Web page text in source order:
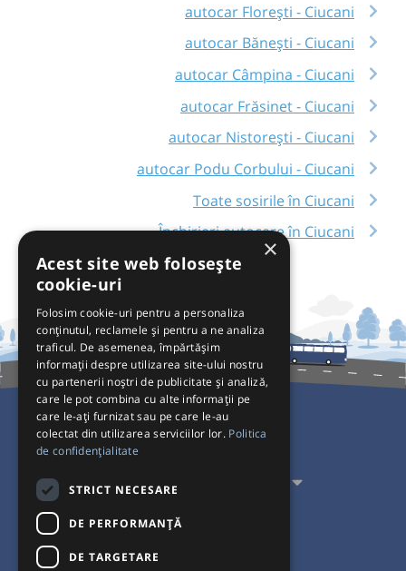
autocar Florești - Ciucani
autocar Bănești - Ciucani
autocar Câmpina - Ciucani
autocar Frăsinet - Ciucani
autocar Nistorești - Ciucani
autocar Podu Corbului - Ciucani
Toate sosirile în Ciucani
Închirieri autocare în Ciucani
Pentru Călători
Pentru Transportatori
Interacționăm
Acceptăm plăți cu
×
Acest site web folosește
cookie-uri
Folosim cookie-uri pentru a personaliza
conținutul, reclamele și pentru a ne analiza
traficul. De asemenea, împărtășim
informații despre utilizarea site-ului nostru
cu partenerii noștri de publicitate și analiză,
care le pot combina cu alte informații pe
care le-ați furnizat sau pe care le-au
colectat din utilizarea serviciilor lor. Politica
de confidențialitate
STRICT NECESARE
DE PERFORMANȚĂ
DE TARGETARE